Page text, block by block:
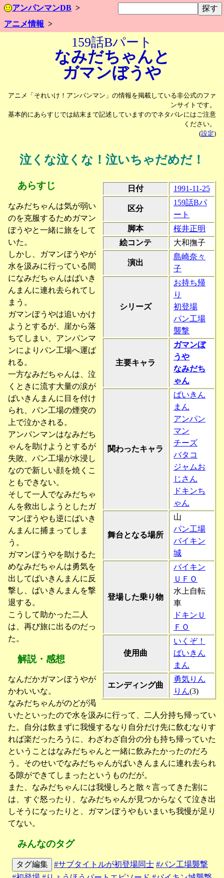
アンパンマンDB
アニメ情報
159話Bパート
なみだちゃんと
ガマンぼうや
アニメ「それいけ！アンパンマン」の情報を掲載している非公式のファ
ンサイトです。
基本的にあらすじでは結末まで記述していますのでネタバレにはご注意
ください。
(設定)
泣くな泣くな！泣いちゃだめだ！
日付 1991-11-25
区分
159話Bパ
ート
脚本
桜井正明
絵コンテ
大和撫子
演出
島崎奈々
子
シリーズ
お持ち帰
り
初登場
パン工場
襲撃
主要キャラ
ガマンぼ
うや
なみだち
ゃん
関わったキャラ
ばいきん
まん
アンパン
マン
チーズ
バタコ
ジャムお
じさん
ドキンち
ゃん
舞台となる場所
山
パン工場
バイキン
城
登場した乗り物
バイキン
ＵＦＯ
水上自転
車
ドキンＵ
ＦＯ
使用曲
いくぞ！
ばいきん
まん
エンディング曲
勇気りん
りん(3)
あらすじ
なみだちゃんは気が弱い
のを克服するためガマン
ぼうやと一緒に旅をして
いた。
しかし、ガマンぼうやが
水を汲みに行っている間
になみだちゃんはばいき
んまんに連れ去られてし
まう。
ガマンぼうやは追いかけ
ようとするが、崖から落
ちてしまい、アンパンマ
ンによりパン工場へ運ば
れる。
一方なみだちゃんは、泣
くときに流す大量の涙が
ばいきんまんに目を付け
られ、パン工場の煙突の
上で泣かされる。
アンパンマンはなみだち
ゃんを助けようとするが
失敗、パン工場が水浸し
なので新しい顔を焼くこ
ともできない。
そして一人でなみだちゃ
んを救出しようとしたガ
マンぼうやも逆にばいき
んまんに捕まってしま
う。
ガマンぼうやを助けるた
めなみだちゃんは勇気を
出してばいきんまんに反
撃し、ばいきんまんを撃
退する。
こうして助かった二人
は、再び旅に出るのだっ
た。
解説・感想
なんだかガマンぼうやが
かわいいな。
なみだちゃんがのどが渇
いたといったので水を汲みに行って、二人分持ち帰ってい
た。自分は飲まずに我慢するなり自分だけ先に飲むなりす
れば楽だったろうに、わざわざ自分の分も持ち帰っていた
ということはなみだちゃんと一緒に飲みたかったのだろ
う。そのせいでなみだちゃんがばいきんまんに連れ去られ
る隙ができてしまったというものだが。
また、なみだちゃんには我慢しろと散々言ってきた割に
は、すぐ怒ったり、なみだちゃんが見つからなくて泣き出
しそうになったりと、ガマンぼうやもいまいち我慢が足り
てない。
みんなのタグ
タグ編集 #サブタイトルが初登場同士 #パン工場襲撃